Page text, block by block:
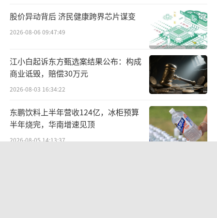
值得一提的是，星巴克和亚朵在资本层面
是有些联系的。2025年11月，博裕资本以40亿
美元收购星巴克中国合资企业60%股权，成为
星巴克中国的大股东。博裕资本也是蜜雪冰城
的投资方，而蜜雪冰城与亚朵酒店有共同的早
期个人投资者——阿里巴巴前CEO陆兆禧。（责
股价异动背后 济民健康跨界芯片谋变
2026-08-06 09:47:49
江小白起诉东方甄选案结果公布：构成
商业诋毁，赔偿30万元
2026-08-03 16:34:22
东鹏饮料上半年营收124亿，冰柜预算
半年烧完，华南增速见顶
2026-08-05 14:13:37